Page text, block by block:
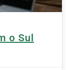
o Sul